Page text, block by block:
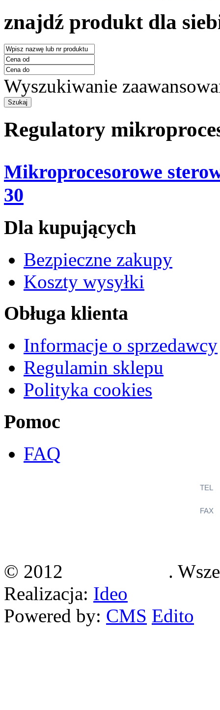
znajdź produkt dla
Wyszukiwanie
Regulatory
Mikroprocesorowe
30
Dla kupujących
Bezpieczne zakupy
Koszty wysyłki
Obługa klienta
Informacje o sprzedawcy
Regulamin sklepu
Polityka cookies
Pomoc
FAQ
TEL
FAX
© 2012
.
Realizacja: Ideo
Powered by: CMS Edito